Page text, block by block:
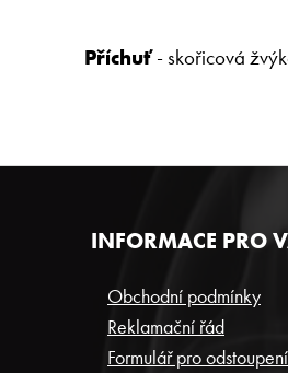
Příchuť- skořicová
INFORMACE PRO
Obchodní podmínky
Reklamační řád
Formulář pro